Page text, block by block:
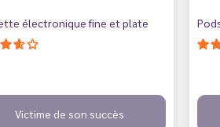
électronique fine et plate
Victime de son succès